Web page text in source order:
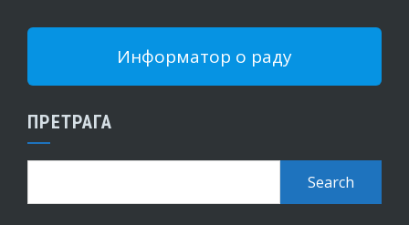
Информатор о раду
ПРЕТРАГА